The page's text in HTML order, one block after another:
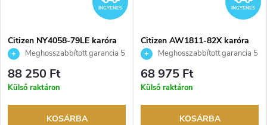
INGYENES
Citizen NY4058-79LE karóra
Meghosszabbított garancia 5
évre. Akár 100 napos
visszaküldési lehetőség. Hivatalos
88 250 Ft
Külső raktáron
KOSÁRBA
INGYENES
Citizen AW1811-82X karóra
Meghosszabbított garancia 5
évre. Akár 100 napos
visszaküldési lehetőség. Hivatalos
68 975 Ft
Külső raktáron
KOSÁRBA